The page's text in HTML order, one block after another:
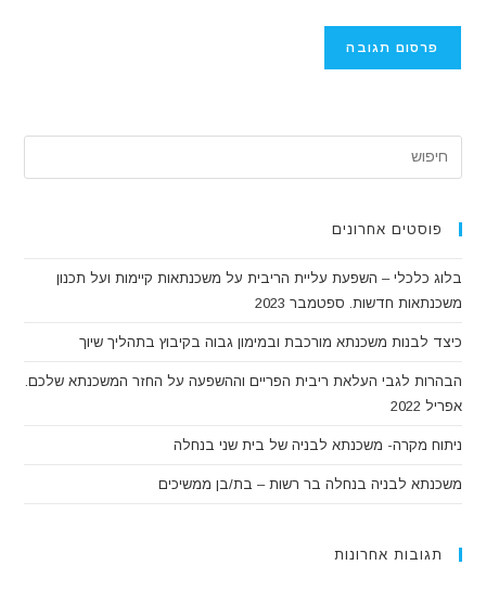
שלך
(אופציונלי)
פוסטים אחרונים
בלוג כלכלי – השפעת עליית הריבית על משכנתאות קיימות ועל תכנון
משכנתאות חדשות. ספטמבר 2023
כיצד לבנות משכנתא מורכבת ובמימון גבוה בקיבוץ בתהליך שיוך
הבהרות לגבי העלאת ריבית הפריים וההשפעה על החזר המשכנתא שלכם.
אפריל 2022
ניתוח מקרה- משכנתא לבניה של בית שני בנחלה
משכנתא לבניה בנחלה בר רשות – בת/בן ממשיכים
תגובות אחרונות